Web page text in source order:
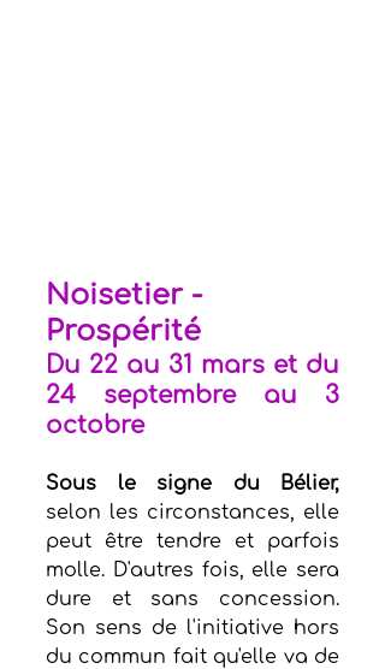
Noisetier -
Prospérité
Du 22 au 31 mars et du
24 septembre au 3
octobre
Sous le signe du Bélier,
selon les circonstances, elle
peut être tendre et parfois
molle. D'autres fois, elle sera
dure et sans concession.
Son sens de l'initiative hors
du commun fait qu'elle va de